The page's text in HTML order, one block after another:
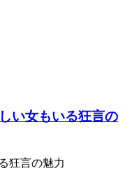
い女もいる狂言の
狂言の魅力